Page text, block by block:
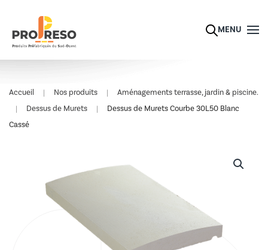
Skip to main content MENU
Accueil Nos produits
Aménagements terrasse, jardin & piscine.
Dessus de Murets
Dessus de Murets Courbe 30L50 Blanc
Cassé